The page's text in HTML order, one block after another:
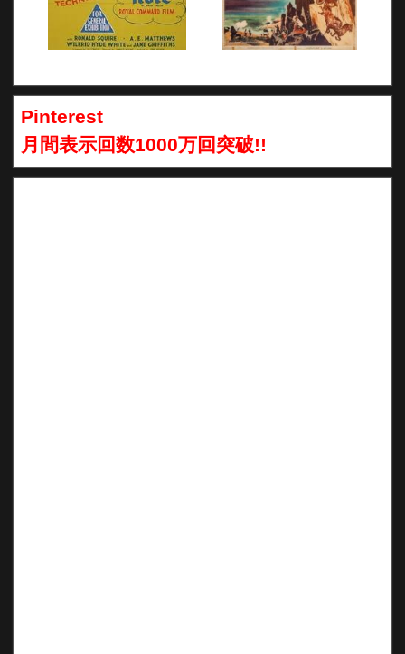
Pinterest
月間表示回数1000万回突破!!